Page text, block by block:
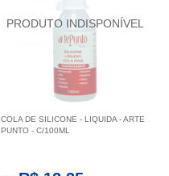
COLA DE SILICONE - LIQUIDA - ARTE
PUNTO - C/100ML